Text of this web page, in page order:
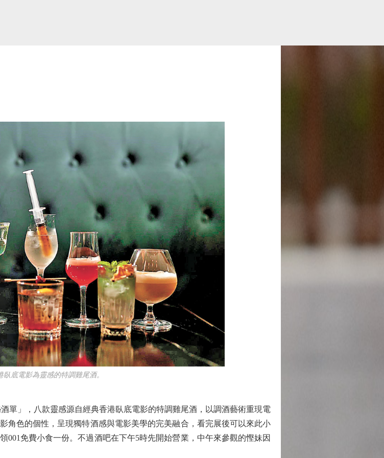
臥底電影為靈感的特調雞尾酒。
」，八款靈感源自經典香港臥底電影的特調雞尾酒，以調酒藝術重現電
角色的個性，呈現獨特酒感與電影美學的完美融合，看完展後可以來此小
001免費小食一份。不過酒吧在下午5時先開始營業，中午來參觀的慳妹因